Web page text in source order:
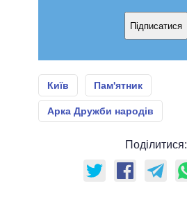
Підписатися
Київ Пам'ятник
Арка Дружби народів
Поділитися: